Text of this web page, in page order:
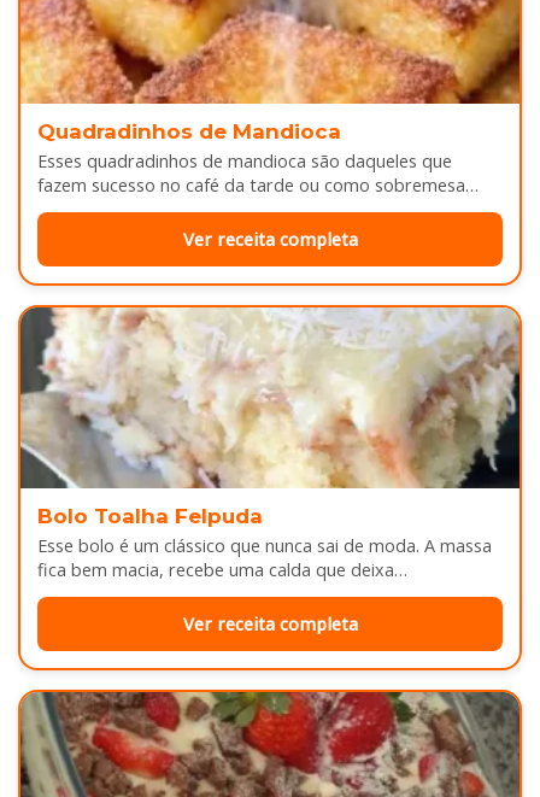
Quadradinhos de Mandioca
Esses quadradinhos de mandioca são daqueles que
fazem sucesso no café da tarde ou como sobremesa
depois do almoço. Por…
Ver receita completa
Bolo Toalha Felpuda
Esse bolo é um clássico que nunca sai de moda. A massa
fica bem macia, recebe uma calda que deixa…
Ver receita completa